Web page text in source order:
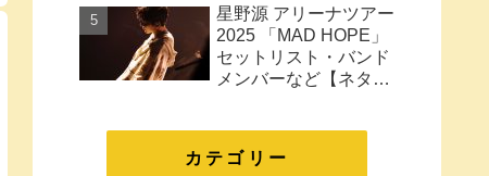
に。
星野源 アリーナツアー
2025 「MAD HOPE」
セットリスト・バンド
メンバーなど【ネタバ
カテゴリー